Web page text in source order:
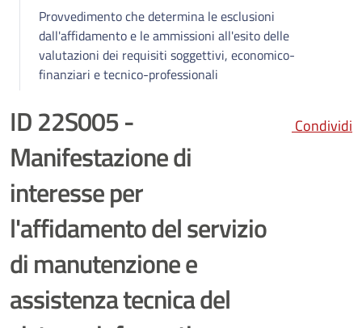
Provvedimento che determina le esclusioni
dall'affidamento e le ammissioni all'esito delle
valutazioni dei requisiti soggettivi, economico-
finanziari e tecnico-professionali
ID 22S005 -
Manifestazione di
interesse per
l'affidamento del servizio
di manutenzione e
assistenza tecnica del
Condividi